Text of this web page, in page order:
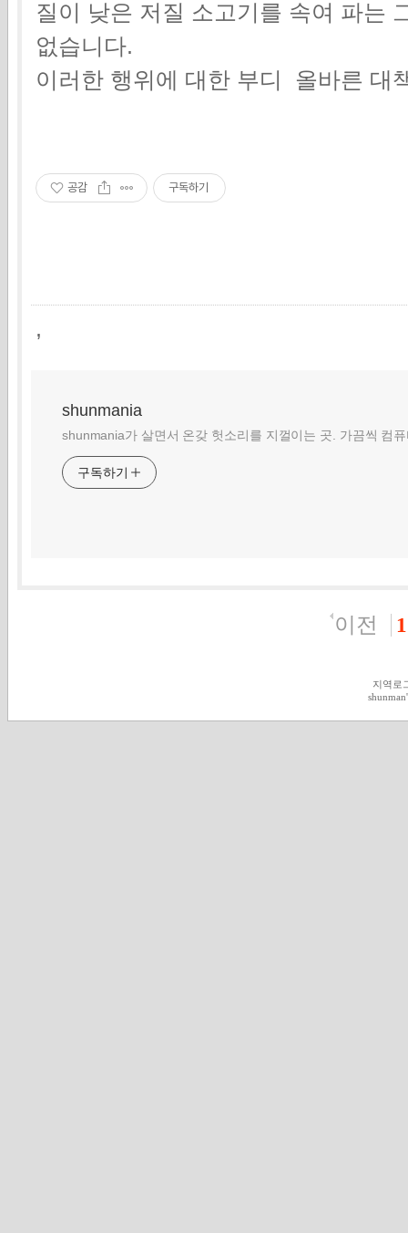
질이 낮은 저질 소고기를 속여 파는
없습니다.
이러한 행위에 대한 부디 올바른 대
공감 구독하기
,
shunmania
shunmania가 살면서 온갖 헛소리를 지껄이는 곳. 가끔씩 컴
구독하기
이전 1
지역로
shunman